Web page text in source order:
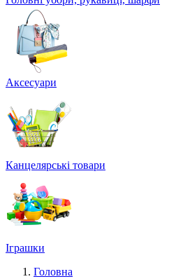
Аксесуари
Канцелярські товари
Іграшки
Головна